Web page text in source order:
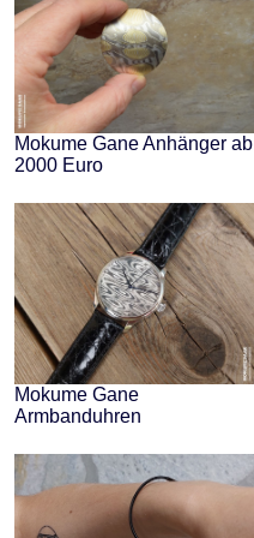
Mokume Gane Anhänger ab
2000 Euro
Mokume Gane
Armbanduhren